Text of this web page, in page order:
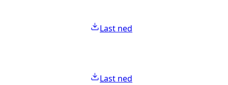
Last ned
Last ned